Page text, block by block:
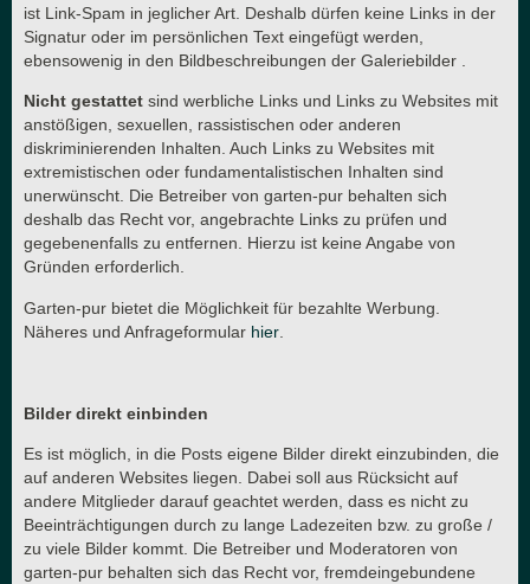
ist Link-Spam in jeglicher Art. Deshalb dürfen keine Links in der
Signatur oder im persönlichen Text eingefügt werden,
ebensowenig in den Bildbeschreibungen der Galeriebilder .
Nicht gestattet sind werbliche Links und Links zu Websites mit
anstößigen, sexuellen, rassistischen oder anderen
diskriminierenden Inhalten. Auch Links zu Websites mit
extremistischen oder fundamentalistischen Inhalten sind
unerwünscht. Die Betreiber von garten-pur behalten sich
deshalb das Recht vor, angebrachte Links zu prüfen und
gegebenenfalls zu entfernen. Hierzu ist keine Angabe von
Gründen erforderlich.
Garten-pur bietet die Möglichkeit für bezahlte Werbung.
Näheres und Anfrageformular hier
Bilder direkt einbinden
Es ist möglich, in die Posts eigene Bilder direkt einzubinden, die
auf anderen Websites liegen. Dabei soll aus Rücksicht auf
andere Mitglieder darauf geachtet werden, dass es nicht zu
Beeinträchtigungen durch zu lange Ladezeiten bzw. zu große /
zu viele Bilder kommt. Die Betreiber und Moderatoren von
garten-pur behalten sich das Recht vor, fremdeingebundene